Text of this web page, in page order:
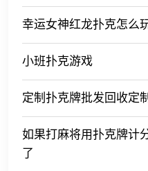
幸运女神红龙扑克怎么
小班扑克游戏
定制扑克牌批发回收定
如果打麻将用扑克牌计
了